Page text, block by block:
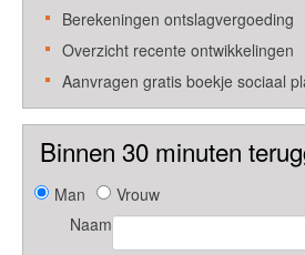
Berekeningen ontslagvergoeding
Overzicht recente ontwikkelingen
Aanvragen gratis boekje sociaal
Binnen 30 minuten
Man
Vrouw
Naam